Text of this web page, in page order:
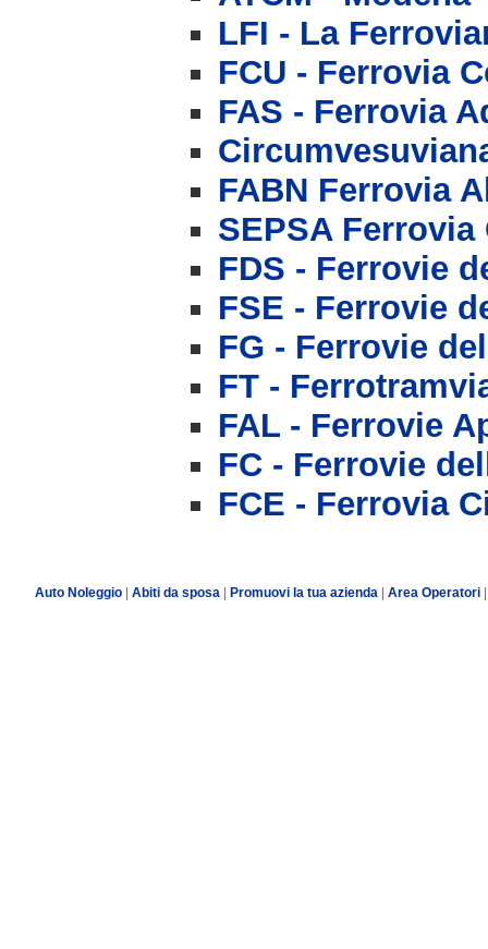
LFI - La
FCU - Ferrovia
FAS - Ferrovia
FABN Ferrovia
SEPSA
FDS - Ferrovie
FSE - Ferrovie
FG - Ferrovie
FT -
FAL - Ferrovie
FC - Ferrovie
FCE - Ferrovia
Auto Noleggio| Abiti da sposa| Promuovi la tua azienda Area Operatori